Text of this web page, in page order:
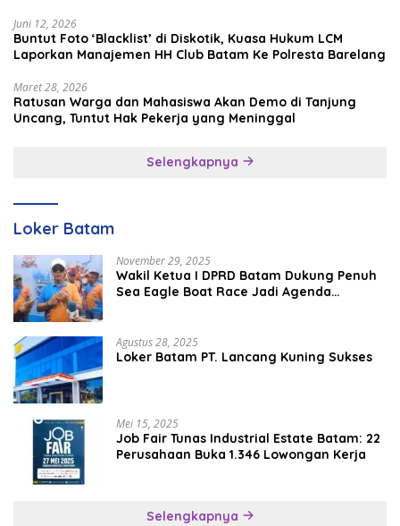
Juni 12, 2026
Buntut Foto ‘Blacklist’ di Diskotik, Kuasa Hukum LCM
Laporkan Manajemen HH Club Batam Ke Polresta Barelang
Maret 28, 2026
Ratusan Warga dan Mahasiswa Akan Demo di Tanjung
Uncang, Tuntut Hak Pekerja yang Meninggal
Selengkapnya
Loker Batam
November 29, 2025
Wakil Ketua I DPRD Batam Dukung Penuh
Sea Eagle Boat Race Jadi Agenda
Agustus 28, 2025
Loker Batam PT. Lancang Kuning Sukses
Mei 15, 2025
Job Fair Tunas Industrial Estate Batam: 22
Perusahaan Buka 1.346 Lowongan Kerja
Selengkapnya